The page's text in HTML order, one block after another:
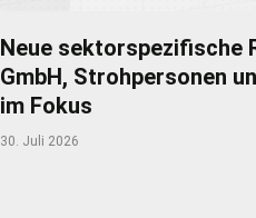
Neue sektorspezifische
GmbH, Strohpersonen
im Fokus
30. Juli 2026